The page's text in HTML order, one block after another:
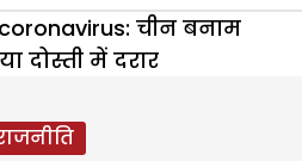
चीन बनाम
दोस्ती में दरार